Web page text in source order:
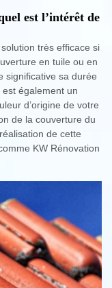
est l’intérêt de
très efficace si
en tuile ou en
significative sa durée
également un
d’origine de votre
de la couverture du
de cette
KW Rénovation